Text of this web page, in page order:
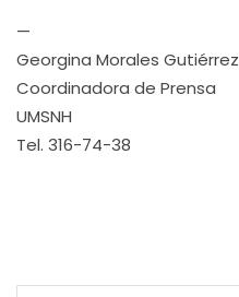
—
Georgina Morales Gutiérrez
Coordinadora de Prensa
UMSNH
Tel. 316-74-38